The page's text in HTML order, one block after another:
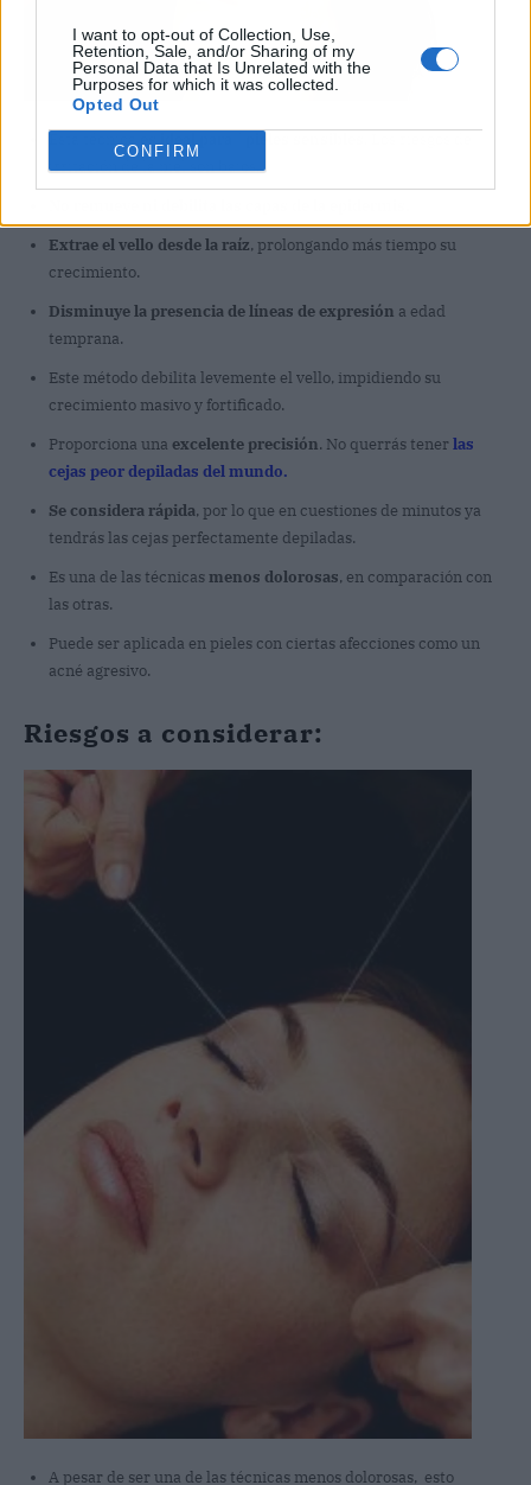
I want to opt-out of Collection, Use,
Retention, Sale, and/or Sharing of my
Personal Data that Is Unrelated with the
Purposes for which it was collected.
Opted Out
CONFIRM
Esta técnica es ideal para `pieles sensibles
irritación de la piel son bajos.
Extrae el vello desde la raíz, prolongando más tiempo su
crecimiento.
Disminuye la presencia de líneas de expresión a edad
temprana.
Este método debilita levemente el vello, impidiendo su
crecimiento masivo y fortificado.
Proporciona una excelente precisión. No querrás tener las
cejas peor depiladas del mundo.
Se considera rápida, por lo que en cuestiones de minutos ya
tendrás las cejas perfectamente depiladas.
Es una de las técnicasmenos dolorosas, en comparación con
las otras.
Puede ser aplicada en pieles con ciertas afecciones como un
acné agresivo.
Riesgos a considerar:
A pesar de ser una de las técnicas menos dolorosas, esto